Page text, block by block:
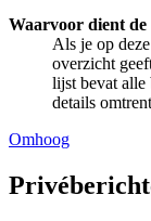
Waarvoor dient
Als je op
overzicht
lijst bevat alle
details
Omhoog